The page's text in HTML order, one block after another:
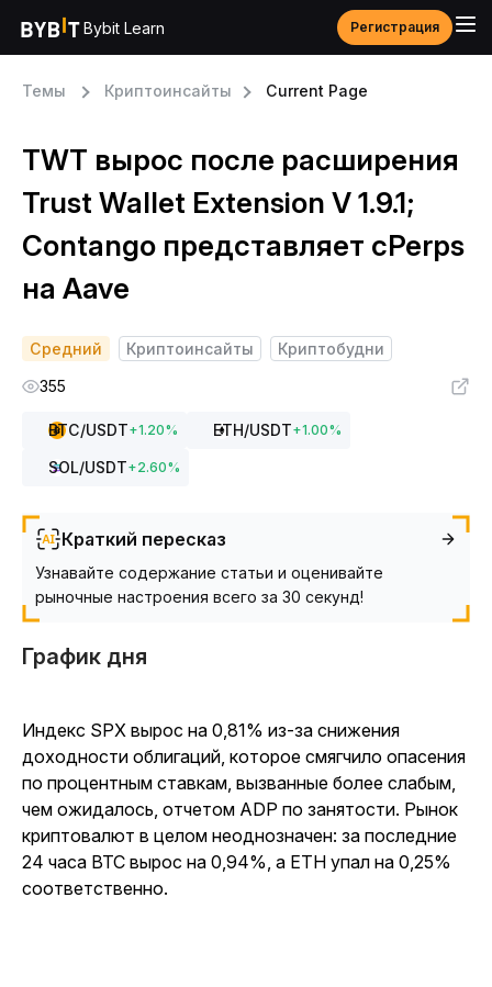
Bybit Learn Регистрация
Темы Криптоинсайты Current Page
TWT вырос после расширения
Trust Wallet Extension V 1.9.1;
Contango представляет cPerps
на Aave
Средний Криптоинсайты
Криптобудни
355
BTC/USDT+1.20% ETH/USDT+1.00%
SOL/USDT+2.60%
Краткий пересказ
Узнавайте содержание статьи и оценивайте
рыночные настроения всего за 30 секунд!
График дня
Индекс SPX вырос на 0,81% из-за снижения
доходности облигаций, которое смягчило опасения
по процентным ставкам, вызванные более слабым,
чем ожидалось, отчетом ADP по занятости. Рынок
криптовалют в целом неоднозначен: за последние
24 часа BTC вырос на 0,94%, а ETH упал на 0,25%
соответственно.